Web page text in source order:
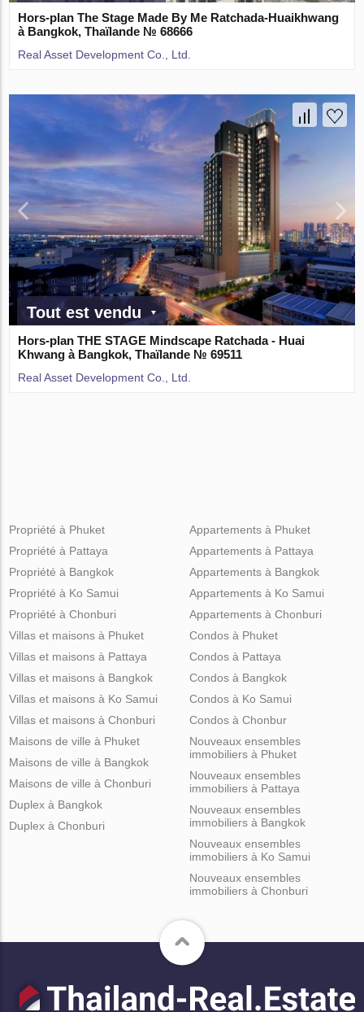
Hors-plan The Stage Made By Me Ratchada-Huaikhwang
à Bangkok, Thaïlande № 68666
Real Asset Development Co., Ltd.
Tout est vendu
Hors-plan THE STAGE Mindscape Ratchada - Huai
Khwang à Bangkok, Thaïlande № 69511
Real Asset Development Co., Ltd.
Propriété à Phuket
Propriété à Pattaya
Propriété à Bangkok
Propriété à Ko Samui
Propriété à Chonburi
Appartements à Phuket
Appartements à Pattaya
Appartements à Bangkok
Appartements à Ko Samui
Appartements à Chonburi
Villas et maisons à Phuket
Villas et maisons à Pattaya
Villas et maisons à Bangkok
Villas et maisons à Ko Samui
Villas et maisons à Chonburi
Condos à Phuket
Condos à Pattaya
Condos à Bangkok
Condos à Ko Samui
Condos à Chonbur
Maisons de ville à Phuket
Maisons de ville à Bangkok
Maisons de ville à Chonburi
Duplex à Bangkok
Duplex à Chonburi
Nouveaux ensembles
immobiliers à Phuket
Nouveaux ensembles
immobiliers à Pattaya
Nouveaux ensembles
immobiliers à Bangkok
Nouveaux ensembles
immobiliers à Ko Samui
Nouveaux ensembles
immobiliers à Chonburi